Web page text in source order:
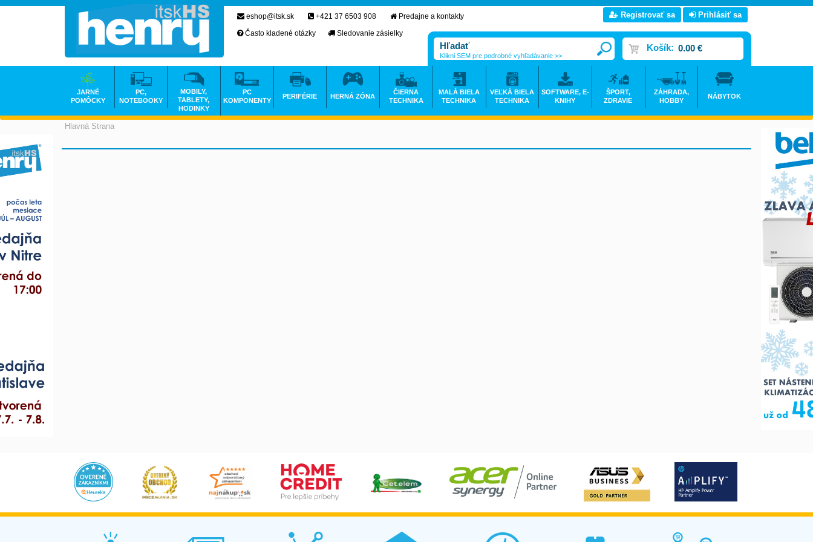
Hlavná Strana
eshop@itsk.sk +421 37 6503 908
Predajne a kontakty
Často kladené otázky
Sledovanie zásielky
Registrovať sa Prihlásiť sa
Košík: 0.00 €
Klikni SEM pre podrobné vyhľadávanie >>
JARNÉ
POMÔCKY
PC,
NOTEBOOKY
MOBILY,
TABLETY,
HODINKY
PC
KOMPONENTY
PERIFÉRIE HERNÁ ZÓNA
ČIERNA
TECHNIKA
MALÁ BIELA
TECHNIKA
VEĽKÁ BIELA
TECHNIKA
SOFTWARE, E-
KNIHY
ŠPORT,
ZDRAVIE
ZÁHRADA,
HOBBY
NÁBYTOK